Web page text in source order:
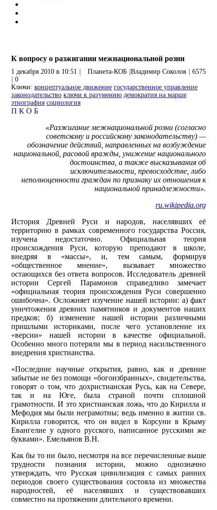
К вопросу о разжигании межнациональной розни
1 декабря 2010 в 10:51 Планета-КОБ Владимир Соколов
6575
0
Ключи: концептуальное движение государственное управление
законодательство ключи к разумению демократия на марше
этнография социология
П К О Б
«Разжигание межнациональной розни (согласно
советскому и российскому законодательству) —
обозначение действий, направленных на возбуждение
национальной, расовой вражды, унижение национального
достоинства, а также высказывания об
исключительности, превосходстве, либо
неполноценности граждан по признаку их отношения к
национальной принадлежности».
ru.wikipedia.org
История Древней Руси и народов, населявших её
территорию в рамках современного государства Россия,
изучена недостаточно. Официальная теория
происхождения Руси, которую преподают в школе,
внедряя в «массы», и, тем самым, формируя
«общественное мнение», вызывает множество
остающихся без ответа вопросов. Исследователь древней
истории Сергей Парамонов справедливо замечает
«официальная теория происхождения Руси совершенно
ошибочна». Осложняет изучение нашей истории: а) факт
уничтожения древних памятников и документов наших
предков; б) изменение нашей истории различными
пришлыми историками, после чего установление их
«версии» нашей истории в качестве официальной.
Особенно много потеряли мы в период насильственного
внедрения христианства.
«Последние научные открытия, равно, как и древние
забытые не без помощи «богоизбранных», свидетельства,
говорят о том, что дохристианская Русь, как на Севере,
так и на Юге, была страной почти сплошной
грамотности. И это христианская ложь, что до Кирилла и
Мефодия мы были неграмотны; ведь именно в житии св.
Кирилла говорится, что он видел в Корсуни в Крыму
Евангелие у одного русского, написанное русскими же
буквами». Емельянов В.Н.
Как бы то ни было, несмотря на все перечисленные выше
трудности познания истории, можно однозначно
утверждать, что Русская цивилизация с самых ранних
периодов своего существования состояла из множества
народностей, её населявших и существовавших
совместно на протяжении длительного времени.